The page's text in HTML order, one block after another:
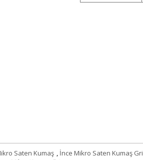
Saten Kumaş , İnce Mikro Saten Kumaş Gri